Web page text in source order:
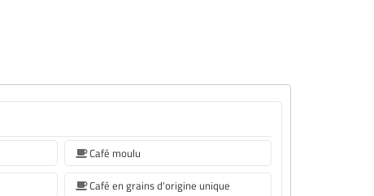
Café moulu
Café en grains d'origine unique